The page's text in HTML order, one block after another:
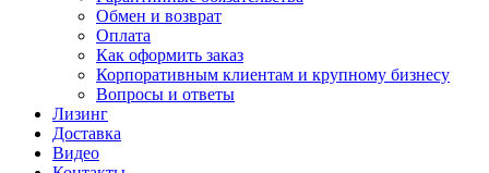
Обмен и возврат
Оплата
Как оформить заказ
Корпоративным клиентам и крупному бизнесу
Вопросы и ответы
Лизинг
Доставка
Видео